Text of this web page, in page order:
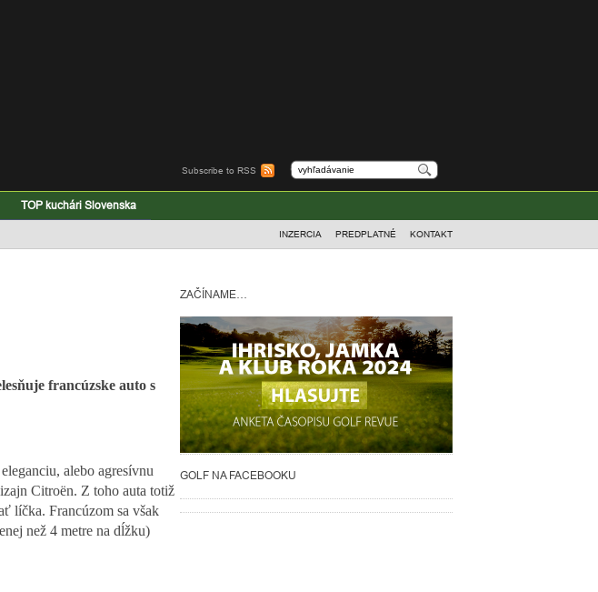
Subscribe to RSS
TOP kuchári Slovenska
INZERCIA PREDPLATNÉ KONTAKT
francúzske auto s
alebo agresívnu
Citroën. Z toho auta totiž
líčka. Francúzom sa však
než 4 metre na dĺžku)
ZAČÍNAME…
GOLF NA FACEBOOKU